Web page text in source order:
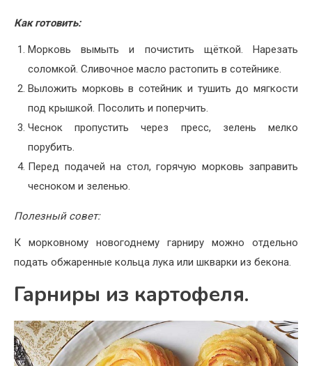
Как готовить:
Морковь вымыть и почистить щёткой. Нарезать
соломкой. Сливочное масло растопить в сотейнике.
Выложить морковь в сотейник и тушить до мягкости
под крышкой. Посолить и поперчить.
Чеснок пропустить через пресс, зелень мелко
порубить.
Перед подачей на стол, горячую морковь заправить
чесноком и зеленью.
Полезный совет:
К морковному новогоднему гарниру можно отдельно
подать обжаренные кольца лука или шкварки из бекона.
Гарниры из картофеля.